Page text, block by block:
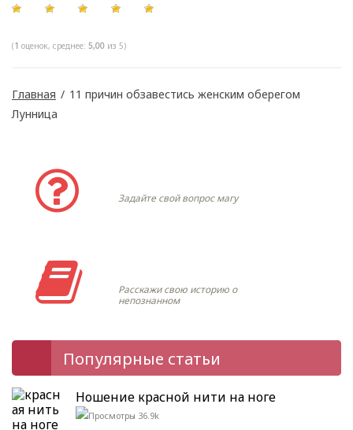
(1 оценок, среднее: 5,00 из 5)
Главная / 11 причин обзавестись женским оберегом
Лунница
Задайте свой вопрос магу
Расскажи свою историю о
непознанном
Популярные статьи
Ношение красной нити на ноге
36.9k